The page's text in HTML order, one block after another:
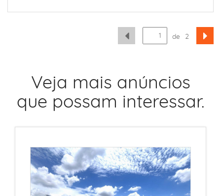
de 2
Veja mais anúncios
que possam interessar.